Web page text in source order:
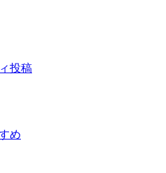
投稿
め